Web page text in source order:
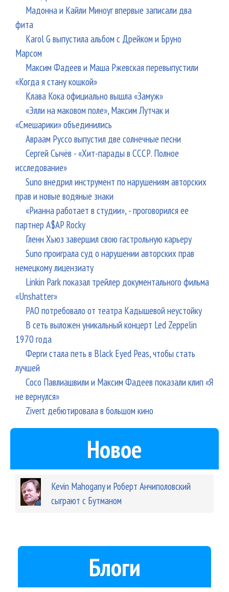
Мадонна и Кайли Миноуг впервые записали два
фита
Karol G выпустила альбом с Дрейком и Бруно
Марсом
Максим Фадеев и Маша Ржевская перевыпустили
«Когда я стану кошкой»
Клава Кока официально вышла «Замуж»
«Элли на маковом поле», Максим Лутчак и
«Смешарики» объединились
Авраам Руссо выпустил две солнечные песни
Сергей Сычёв - «Хит-парады в СССР. Полное
исследование»
Suno внедрил инструмент по нарушениям авторских
прав и новые водяные знаки
«Рианна работает в студии», - проговорился ее
партнер A$AP Rocky
Гленн Хьюз завершил свою гастрольную карьеру
Suno проиграла суд о нарушении авторских прав
немецкому лицензиату
Linkin Park показал трейлер документального фильма
«Unshatter»
РАО потребовало от театра Кадышевой неустойку
В сеть выложен уникальный концерт Led Zeppelin
1970 года
Ферги стала петь в Black Eyed Peas, чтобы стать
лучшей
Сосо Павлиашвили и Максим Фадеев показали клип «Я
не вернулся»
Zivert дебютировала в большом кино
Новое
Kevin Mahogany и Роберт Анчиполовский
сыграют с Бутманом
Блоги